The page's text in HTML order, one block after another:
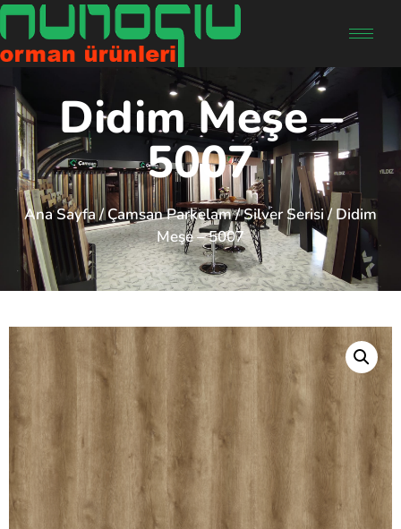
Didim Meşe –
5007
Ana Sayfa/Çamsan Parkelam/Silver Serisi/ Didim
Meşe – 5007